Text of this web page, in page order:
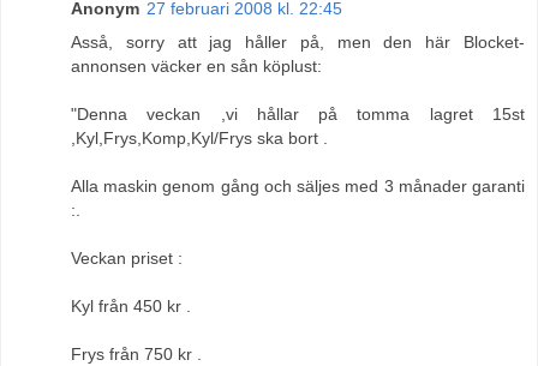
Anonym 27 februari 2008 kl. 22:45
Asså, sorry att jag håller på, men den här Blocket-
annonsen väcker en sån köplust:
"Denna veckan ,vi hållar på tomma lagret 15st
,Kyl,Frys,Komp,Kyl/Frys ska bort .
Alla maskin genom gång och säljes med 3 månader garanti
:.
Veckan priset :
Kyl från 450 kr .
Frys från 750 kr .